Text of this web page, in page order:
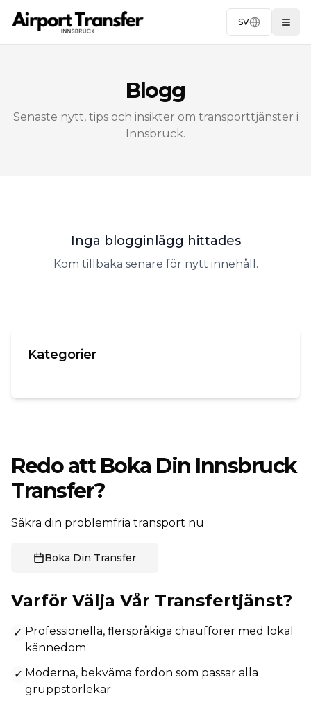
SV
Blogg
Senaste nytt, tips och insikter om transporttjänster i
Innsbruck.
Inga blogginlägg hittades
Kom tillbaka senare för nytt innehåll.
Kategorier
Redo att Boka Din Innsbruck
Transfer?
Säkra din problemfria transport nu
Boka Din Transfer
Varför Välja Vår Transfertjänst?
✓ Professionella, flerspråkiga chaufförer med lokal
kännedom
✓ Moderna, bekväma fordon som passar alla
gruppstorlekar